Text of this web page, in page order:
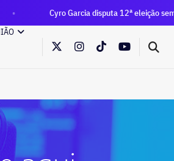
disputa 12ª eleição sem nunca ter sido